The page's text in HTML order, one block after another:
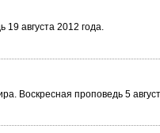
августа 2012 года.
Воскресная проповедь 5